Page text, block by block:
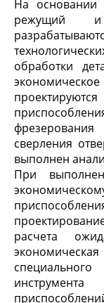
На основании
режущий и
обработки
сверления
выполнен
При
расчета